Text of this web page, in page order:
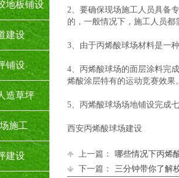
2、要确保现场施工人员具备
的，一般情况下，施工人员
3、由于丙烯酸球场材料是一
4、丙烯酸球场的面层涂料完
烯酸涂层特有的运动竞赛效果
5、丙烯酸球场场地铺设完成
西安丙烯酸球场建设
上一篇：
哪些情况下丙烯
下一篇：
三分钟带你了解
地板铺设
建设
铺设
造草坪
施工
建设